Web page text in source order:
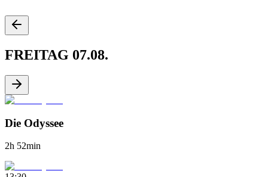
FREITAG 07.08.
Die Odyssee
2h 52min